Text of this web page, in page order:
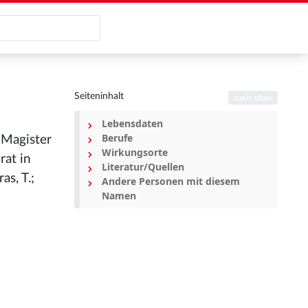
in
T.;
Seiteninhalt
Lebensdaten
Berufe
Wirkungsorte
Literatur/Quellen
Andere Personen mit diesem
Namen